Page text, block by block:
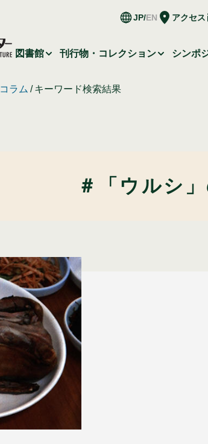
JP EN アクセス
図書館 刊行物・コレクション シンポ
コラム キーワード検索結果
＃「ウルシ